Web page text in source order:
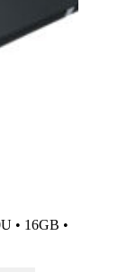
• 16GB •